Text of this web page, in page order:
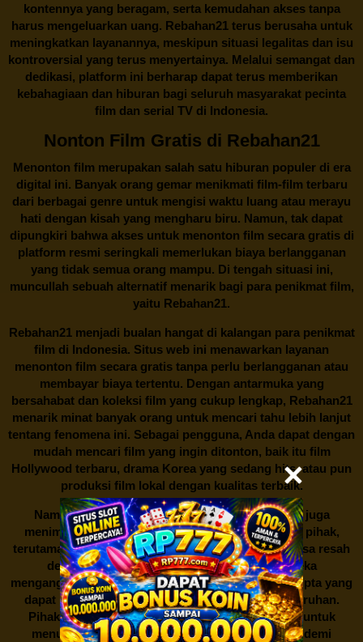
kontennya yang beragam, serta kemudahan akses tanpa
harus mengeluarkan uang. Rebahan21terus berusaha untuk
meningkatkan layanannya, meskipun situasi legalitas dan isu
kontroversial yang terus menyertainya. Melalui semangat dan
dedikasi, platform ini berharap dapat terus memberikan
kebahagiaan dan hiburan bagi seluruh masyarakat pecinta
film dan serial TV di Indonesia.
Nonton Film Gratis di Rebahan21
Menonton film merupakan salah satu hiburan populer di era
digital ini. Banyak orang gemar menikmati film-film terbaru
dari berbagai genre untuk mengisi waktu luang atau merayu
hati dengan kisah yang mengharu biru. Namun, tak dapat
dipungkiri bahwa akses untuk menonton film secara gratis di
platform resmi seringkali memerlukan biaya berlangganan
yang tidak semua orang mampu. Di tengah situasi ini,
muncullah sebuah alternatif menarik bagi para penikmat film,
yaitu Rebahan21.
Rebahan21menjadi bualan hangat di kalangan para penikmat
film di Indonesia. Situs web ini menawarkan layanan
menonton film secara gratis tanpa perlu berlangganan atau
membayar biaya tertentu. Dengan antarmuka yang
bersahabat dan koleksi film yang cukup lengkap, Rebahan21
menarik minat banyak orang untuk mencari tahu lebih lanjut
tentang fenomena ini. Sebagai pengguna, Anda dapat dengan
mudah mencari film yang ingin ditonton, baik itu film
Hollywood terbaru, drama Korea yang sedang hits, atau pun
produksi film lokal dengan kualitas terbaik.
Namun, seperti halnya cerita manis,Rebahan21juga
menimbulkan kontroversi di industri film. Banyak pihak,
terutama produsen film dan pemilik hak cipta, merasa resah
dengan maraknya situs-situs seperti ini. Mereka
menganggapnya sebagai bentuk pelanggaran hak cipta yang
dapat merugikan industri perfilman secara keseluruhan.
Pihak berwenang pun turut terlibat dalam upaya untuk
menutup situs-situs ilegal semacam Rebahan21 demi